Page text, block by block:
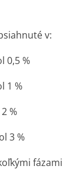
v:
0,5 %
1 %
%
3 %
fázami